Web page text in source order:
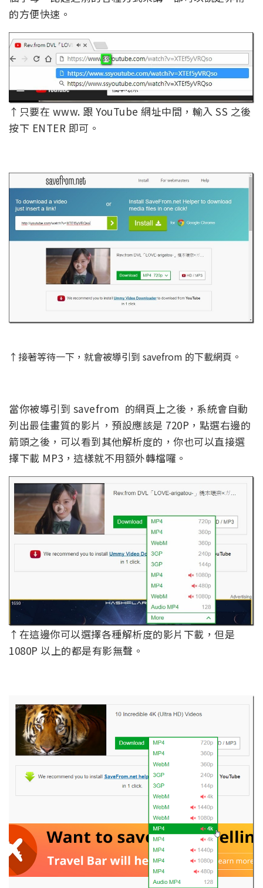
的方便快速。
↑只要在 www. 跟 YouTube 網址中間，輸入 SS 之後
按下 ENTER 即可。
↑接著等待一下，就會被導引到 savefrom 的下載網頁。
當你被導引到 savefrom 的網頁上之後，系統會自動
列出最佳畫質的影片，預設應該是 720P，點選右邊的
箭頭之後，可以看到其他解析度的，你也可以直接選
擇下載 MP3，這樣就不用額外轉檔囉。
↑在這邊你可以選擇各種解析度的影片下載，但是
1080P 以上的都是有影無聲。